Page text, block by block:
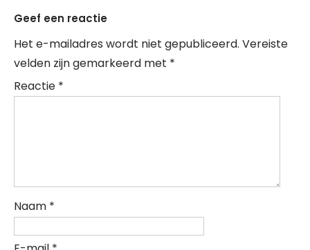
Geef een reactie
Het e-mailadres wordt niet gepubliceerd. Vereiste
velden zijn gemarkeerd met *
Reactie *
Naam *